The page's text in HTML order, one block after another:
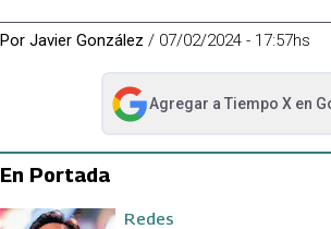
Por Javier González / 07/02/2024 - 17:57hs
Agregar a Tiempo Xen
abre en nueva pestaña
En Portada
Redes